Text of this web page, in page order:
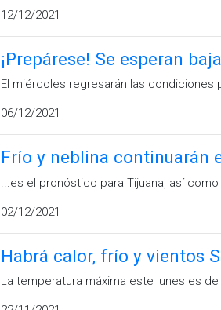
12/12/2021
¡Prepárese! Se esperan
El miércoles regresarán las
06/12/2021
Frío y neblina continuarán
...es el pronóstico para Tijuana, así
02/12/2021
Habrá calor, frío y vientos
La temperatura máxima este lunes es